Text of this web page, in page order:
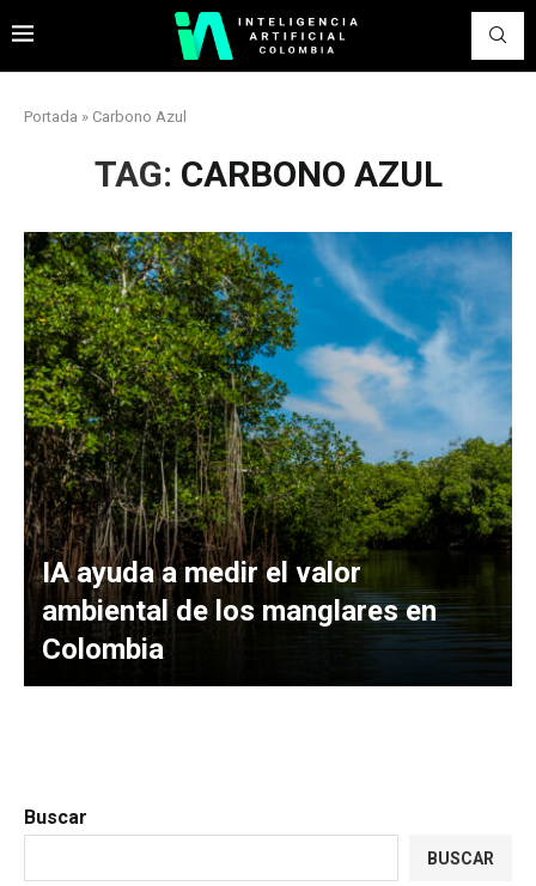
Portada » Carbono Azul
TAG: CARBONO AZUL
IA ayuda a medir el valor
ambiental de los manglares en
Colombia
Buscar
BUSCAR